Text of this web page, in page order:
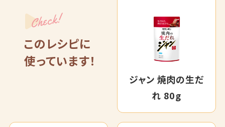
Check!
このレシピに
使っています！
ジャン 焼肉の生だ
れ 80g